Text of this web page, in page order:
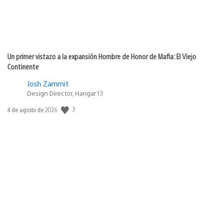
Un primer vistazo a la expansión Hombre de Honor de Mafia: El Viejo
Continente
Josh Zammit
Design Director, Hangar 13
Fecha
4 de agosto de 2026 3